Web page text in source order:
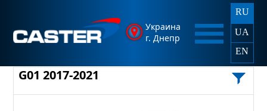
Украина
г. Днепр
RU
UA
EN
G01 2017-2021